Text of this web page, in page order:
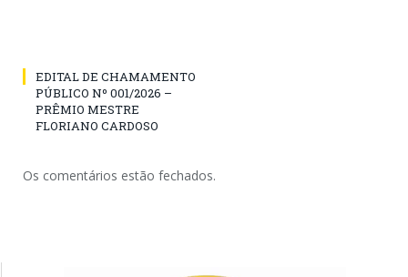
EDITAL DE CHAMAMENTO
PÚBLICO Nº 001/2026 –
PRÊMIO MESTRE
FLORIANO CARDOSO
Os comentários estão fechados.